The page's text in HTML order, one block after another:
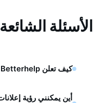
الأسئلة الشائعة
كيف تعلن Betterhelp على تيليجرام؟